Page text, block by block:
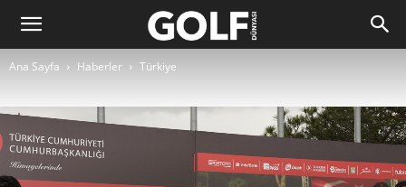
Ana Sayfa Haberler Türkiye